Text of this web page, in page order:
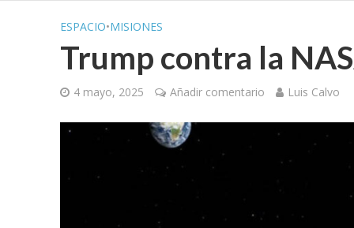
ESPACIO•MISIONES
Trump contra la
4 mayo, 2025 Añadir comentario Luis Calvo